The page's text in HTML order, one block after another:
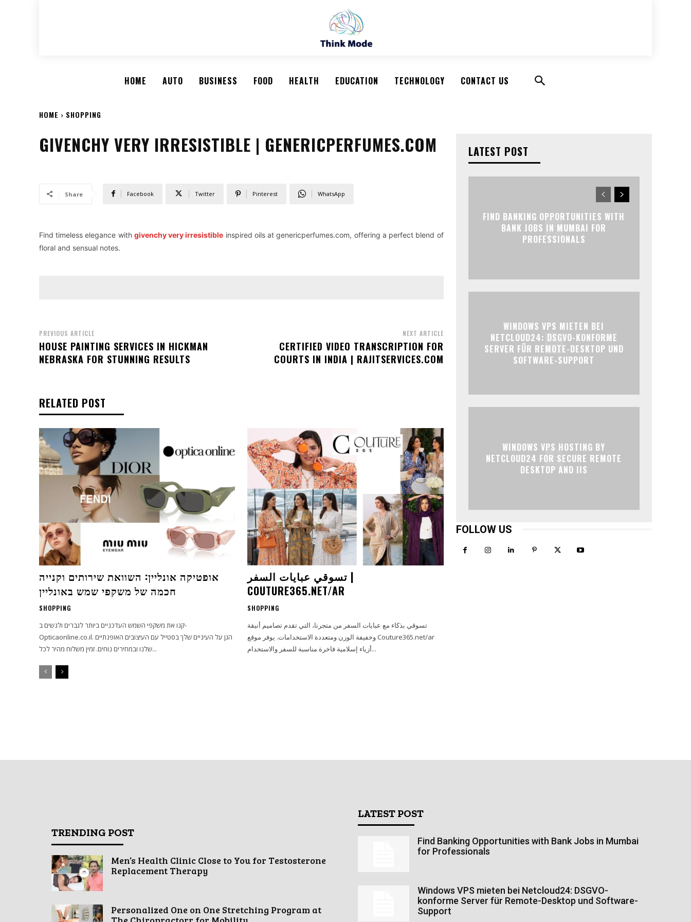
HOME AUTO BUSINESS FOOD HEALTH EDUCATION TECHNOLOGY CONTACT US
HOME SHOPPING
GIVENCHY VERY IRRESISTIBLE | GENERICPERFUMES.COM
Share Facebook Twitter Pinterest WhatsApp
Find timeless elegance with givenchy very irresistible inspired oils at genericperfumes.com, offering a perfect blend of
floral and sensual notes.
PREVIOUS ARTICLE
HOUSE PAINTING SERVICES IN HICKMAN
NEBRASKA FOR STUNNING RESULTS
NEXT ARTICLE
CERTIFIED VIDEO TRANSCRIPTION FOR
COURTS IN INDIA | RAJITSERVICES.COM
RELATED POST
אופטיקה אונליין: השוואת שירותים וקנייה
חכמה של משקפי שמש באונליין
SHOPPING
קנו את משקפי השמש העדכניים ביותר לגברים ולנשים ב-
Opticaonline.co.il. הגן על העיניים שלך בסטייל עם העיצובים האופנתיים
שלנו ובמחירים נוחים. זמין משלוח מהיר לכל...
تسوقي عبايات السفر |
COUTURE365.NET/AR
SHOPPING
تسوقي بذكاء مع عبايات السفر من متجرنا، التي تقدم تصاميم أنيقة
وخفيفة الوزن ومتعددة الاستخدامات. يوفر موقع Couture365.net/ar
أزياء إسلامية فاخرة مناسبة للسفر والاستخدام...
LATEST POST
FIND BANKING OPPORTUNITIES WITH
BANK JOBS IN MUMBAI FOR
PROFESSIONALS
WINDOWS VPS MIETEN BEI
NETCLOUD24: DSGVO-KONFORME
SERVER FÜR REMOTE-DESKTOP UND
SOFTWARE-SUPPORT
WINDOWS VPS HOSTING BY
NETCLOUD24 FOR SECURE REMOTE
DESKTOP AND IIS
FOLLOW US
TRENDING POST
Men’s Health Clinic Close to You for Testosterone
Replacement Therapy
Personalized One on One Stretching Program at
LATEST POST
Find Banking Opportunities with Bank Jobs in Mumbai
for Professionals
Windows VPS mieten bei Netcloud24: DSGVO-
konforme Server für Remote-Desktop und Software-
Support